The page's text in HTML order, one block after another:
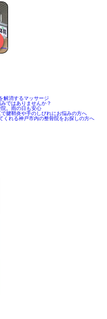
解消するマッサージ
ではありませんか？
。雨の日も安心
腱鞘炎や手のしびれにお悩みの方へ
くれる神戸市内の整骨院をお探しの方へ